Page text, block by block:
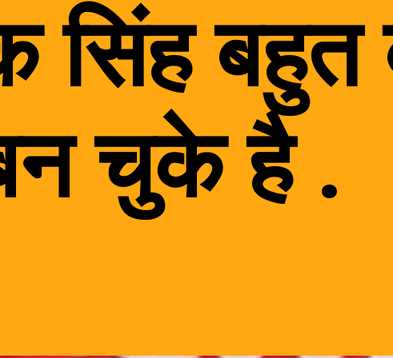
सिंह बहुत
चुके है .